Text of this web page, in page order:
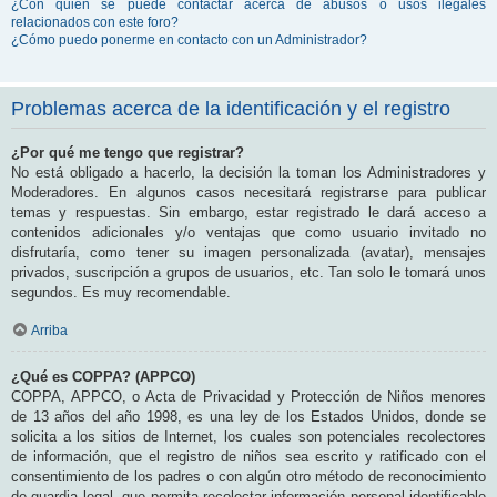
¿Con quién se puede contactar acerca de abusos o usos ilegales
relacionados con este foro?
¿Cómo puedo ponerme en contacto con un Administrador?
Problemas acerca de la identificación y el registro
¿Por qué me tengo que registrar?
No está obligado a hacerlo, la decisión la toman los Administradores y
Moderadores. En algunos casos necesitará registrarse para publicar
temas y respuestas. Sin embargo, estar registrado le dará acceso a
contenidos adicionales y/o ventajas que como usuario invitado no
disfrutaría, como tener su imagen personalizada (avatar), mensajes
privados, suscripción a grupos de usuarios, etc. Tan solo le tomará unos
segundos. Es muy recomendable.
Arriba
¿Qué es COPPA? (APPCO)
COPPA, APPCO, o Acta de Privacidad y Protección de Niños menores
de 13 años del año 1998, es una ley de los Estados Unidos, donde se
solicita a los sitios de Internet, los cuales son potenciales recolectores
de información, que el registro de niños sea escrito y ratificado con el
consentimiento de los padres o con algún otro método de reconocimiento